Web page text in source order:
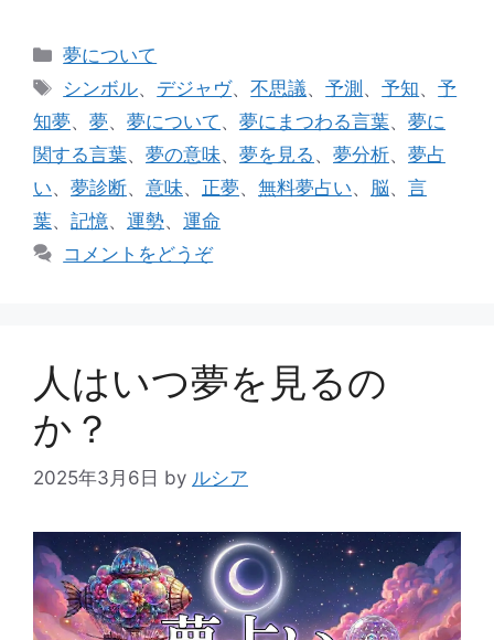
e c
e
b
o
o
k
l
カ
テ
リ
ー
夢について
タ
グ
シンボル、 デジャヴ、不思議、予測 、予知、予
知夢、 夢、 夢について 、 夢にまつわる言葉、 夢に
関する言葉、 夢の意味、 夢を見る 、 夢分析、 夢占
い、 夢診断、 意味、 正夢、 無料夢占い、 脳、 言
葉、 記憶、 運勢、 運命
コメントをどうぞ
人はいつ夢を見るの
か？
2025年3月6日 by ルシア